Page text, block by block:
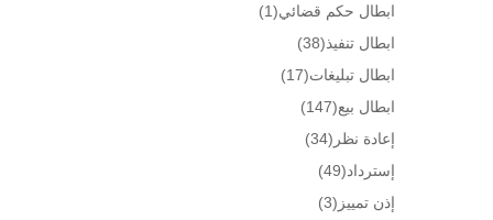
ابطال حكم قضائي(1)
ابطال تنفيذ(38)
ابطال تبليغات(17)
ابطال بيع(147)
إعادة نظر (34)
إسترداد(49)
إذن تمييز (3)